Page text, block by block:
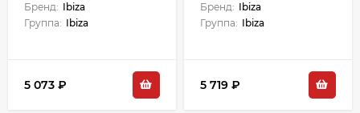
керамическая,
диаметр 50 мм
Бренд: Ibiza
Группа: Ibiza
5 073 ₽
керамическая,
диаметр 63 мм
Бренд: Ibiza
Группа: Ibiza
5 719 ₽